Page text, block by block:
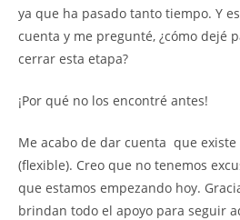
ya que ha pasado tanto tiempo. Y
cuenta y me pregunté, ¿cómo dejé
cerrar esta etapa?
¡Por qué no los encontré antes!
Me acabo de dar cuenta que
(flexible). Creo que no tenemos
que estamos empezando hoy.
brindan todo el apoyo para seguir